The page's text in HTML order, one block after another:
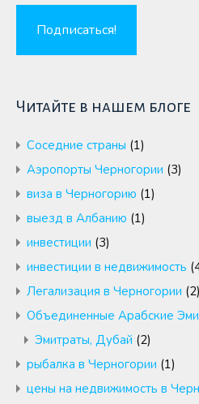
Читайте в нашем блоге
Cоседние страны (1)
Аэропорты Черногории (3)
виза в Черногорию (1)
выезд в Албанию (1)
инвестиции (3)
инвестиции в недвижимость
Легализация в Черногории (2)
Объединенные Арабские
Эмитраты, Дубай (2)
рыбалка в Черногории (1)
цены на недвижимость в